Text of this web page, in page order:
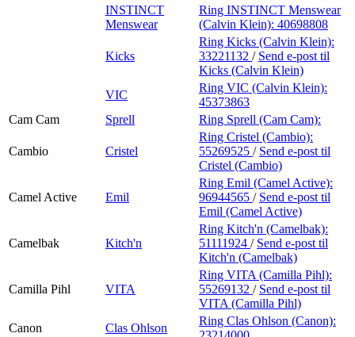
INSTINCT
Menswear
Ring INSTINCT Menswear
(Calvin Klein): 40698808
Kicks
Ring Kicks (Calvin Klein):
33221132 / Send e-post til
Kicks (Calvin Klein)
VIC
Ring VIC (Calvin Klein):
45373863
Cam Cam
Sprell Ring Sprell (Cam Cam):
Cambio Cristel
Ring Cristel (Cambio):
55269525 / Send e-post til
Cristel (Cambio)
Camel Active Emil
Ring Emil (Camel Active):
96944565 / Send e-post til
Emil (Camel Active)
Camelbak Kitch'n
Ring Kitch'n (Camelbak):
51111924 / Send e-post til
Kitch'n (Camelbak)
Camilla Pihl VITA
Ring VITA (Camilla Pihl):
55269132 / Send e-post til
VITA (Camilla Pihl)
Canon
Clas Ohlson
Ring Clas Ohlson (Canon):